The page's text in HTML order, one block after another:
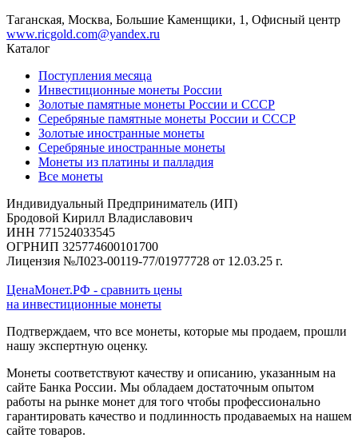
Таганская, Москва, Большие Каменщики, 1, Офисный центр
www.ricgold.com@yandex.ru
Каталог
Поступления месяца
Инвестиционные монеты России
Золотые памятные монеты России и СССР
Серебряные памятные монеты России и СССР
Золотые иностранные монеты
Серебряные иностранные монеты
Монеты из платины и палладия
Все монеты
Индивидуальный Предприниматель (ИП)
Бродовой Кирилл Владиславович
ИНН 771524033545
ОГРНИП 325774600101700
Лицензия №Л023-00119-77/01977728 от 12.03.25 г.
ЦенаМонет.РФ - сравнить цены
на инвестиционные монеты
Подтверждаем, что все монеты, которые мы продаем, прошли
нашу экспертную оценку.
Монеты соответствуют качеству и описанию, указанным на
сайте Банка России. Мы обладаем достаточным опытом
работы на рынке монет для того чтобы профессионально
гарантировать качество и подлинность продаваемых на нашем
сайте товаров.